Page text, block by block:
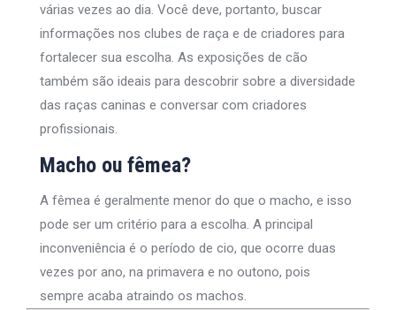
várias vezes ao dia. Você deve, portanto, buscar
informações nos clubes de raça e de criadores para
fortalecer sua escolha. As exposições de cão
também são ideais para descobrir sobre a diversidade
das raças caninas e conversar com criadores
profissionais.
Macho ou fêmea?
A fêmea é geralmente menor do que o macho, e isso
pode ser um critério para a escolha. A principal
inconveniência é o período de cio, que ocorre duas
vezes por ano, na primavera e no outono, pois
sempre acaba atraindo os machos.